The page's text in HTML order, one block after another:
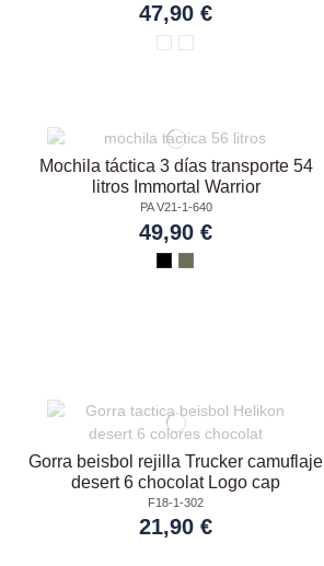
47,90 €
Mochila táctica 3 días transporte 54
litros Immortal Warrior
PA V21-1-640
49,90 €
Gorra beisbol rejilla Trucker camuflaje
desert 6 chocolat Logo cap
F18-1-302
21,90 €